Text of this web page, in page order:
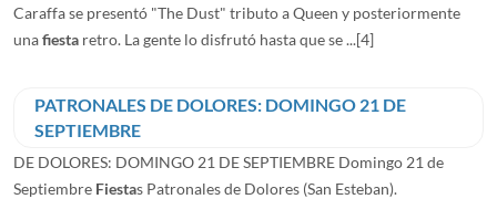
Caraffa se presentó "The Dust" tributo a Queen y posteriormente
unafiesta retro. La gente lo disfrutó hasta que se ...[4]
PATRONALES DE DOLORES: DOMINGO 21 DE
SEPTIEMBRE
DE DOLORES: DOMINGO 21 DE SEPTIEMBRE Domingo 21 de
Septiembre Fiestas Patronales de Dolores (San Esteban).